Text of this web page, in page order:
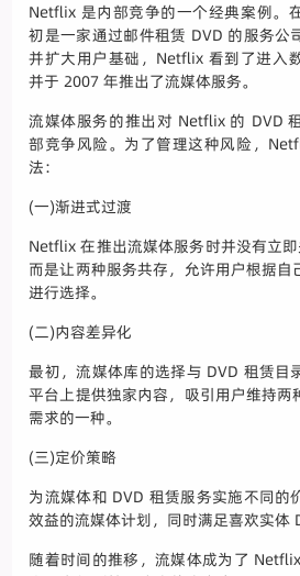
Netflix 是内部竞争的一个经典案例。
初是一家通过邮件租赁 DVD 的服务公
并扩大用户基础，Netflix 看到了进入
并于 2007 年推出了流媒体服务。
流媒体服务的推出对 Netflix 的 DVD
部竞争风险。为了管理这种风险，
法：
(一)渐进式过渡
Netflix 在推出流媒体服务时并没有立即
而是让两种服务共存，允许用户根据
进行选择。
(二)内容差异化
最初，流媒体库的选择与 DVD 租赁目
平台上提供独家内容，吸引用户维持两
需求的一种。
(三)定价策略
为流媒体和 DVD 租赁服务实施不同的
效益的流媒体计划，同时满足喜欢实体
随着时间的推移，流媒体成为了